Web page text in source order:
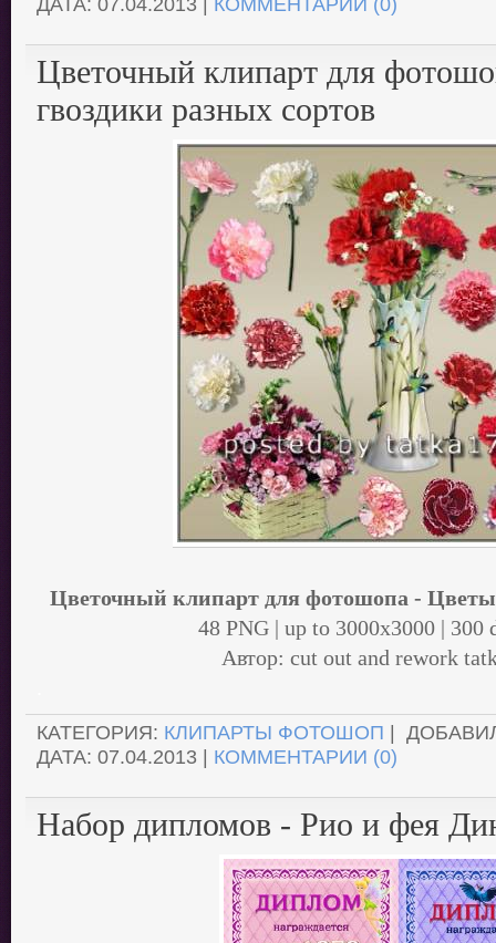
Цветочный клипарт для
гвоздики разных сортов
Цветочный клипарт для фотошопа - Цветы
48 PNG | up to 3000x3000 | 300
Автор: cut out and rework
КАТЕГОРИЯ: КЛИПАРТЫ ФОТОШОП |
ДАТА: 07.04.2013 | КОММЕНТАРИИ (0)
Набор дипломов - Рио и фея